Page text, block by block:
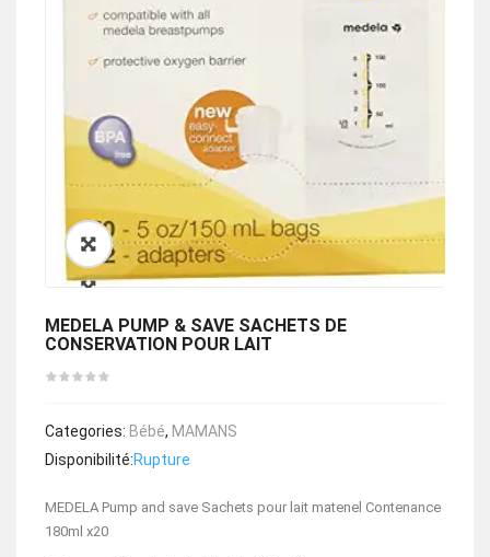
🔍
MEDELA PUMP & SAVE SACHETS DE
CONSERVATION POUR LAIT
Categories: Bébé, MAMANS
Disponibilité:Rupture
MEDELA Pump and save Sachets pour lait matenel Contenance
180ml x20